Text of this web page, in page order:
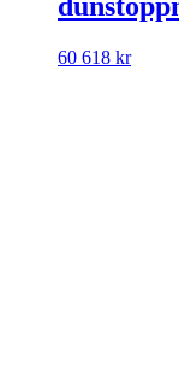
60 618 kr